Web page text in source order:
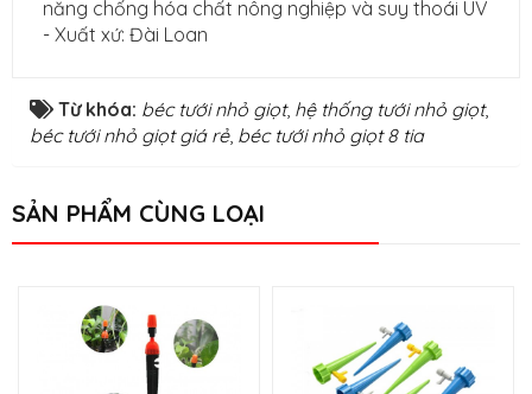
năng chống hóa chất nông nghiệp và suy thoái UV
- Xuất xứ: Đài Loan
Từ khóa: béc tưới nhỏ giọt, hệ thống tưới nhỏ giọt,
béc tưới nhỏ giọt giá rẻ, béc tưới nhỏ giọt 8 tia
SẢN PHẨM CÙNG LOẠI